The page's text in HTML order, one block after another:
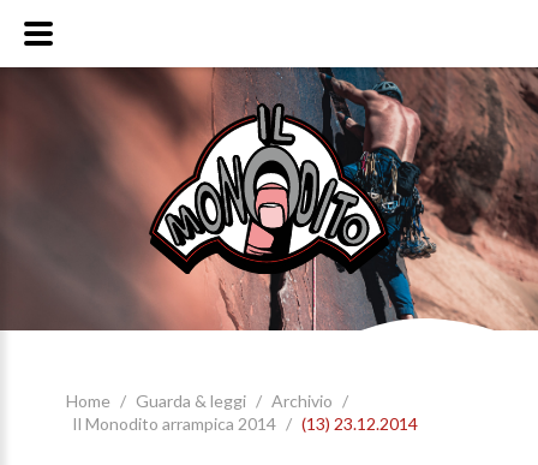
Home / Guarda & leggi / Archivio /
Il Monodito arrampica 2014 / (13) 23.12.2014